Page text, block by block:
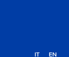
IT EN